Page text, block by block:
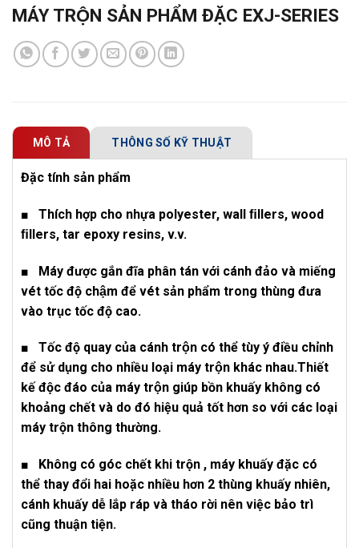
MÁY TRỘN SẢN PHẨM ĐẶC EXJ-SERIES
MÔ TẢ THÔNG SỐ KỸ THUẬT
Đặc tính sản phẩm
■ Thích hợp cho nhựa polyester, wall ﬁllers, wood
ﬁllers, tar epoxy resins, v.v.
■ Máy được gắn đĩa phân tán với cánh đảo và miếng
vét tốc độ chậm để vét sản phẩm trong thùng đưa
vào trục tốc độ cao.
■ Tốc độ quay của cánh trộn có thể tùy ý điều chỉnh
để sử dụng cho nhiều loại máy trộn khác nhau.Thiết
kế độc đáo của máy trộn giúp bồn khuấy không có
khoảng chết và do đó hiệu quả tốt hơn so với các loại
máy trộn thông thường.
■ Không có góc chết khi trộn , máy khuấy đặc có
thể thay đổi hai hoặc nhiều hơn 2 thùng khuấy nhiên,
cánh khuấy dễ lắp ráp và tháo rời nên việc bảo trì
cũng thuận tiện.